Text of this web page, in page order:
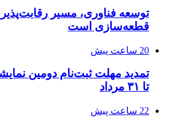
توسعه فناوری، مسیر
قطعه‌سازی است
20 ساعت پیش
تا ۳۱ مرداد
22 ساعت پیش